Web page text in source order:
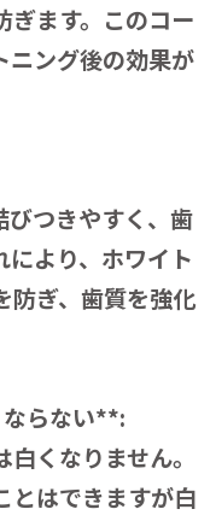
ぎます。このコー
ニング後の効果が
つきやすく、歯
より、ホワイト
防ぎ、歯質を強化
らない**:
くなりません。
とはできますが白